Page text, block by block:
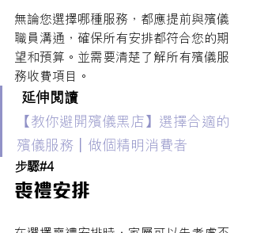
無論您選擇哪種服務，都應提前與殯儀
職員溝通，確保所有安排都符合您的期
望和預算。並需要清楚了解所有殯儀服
務收費項目。
延伸閱讀
【教你避開殯儀黑店】選擇合適的
殯儀服務｜做個精明消費者
步驟#4
喪禮安排